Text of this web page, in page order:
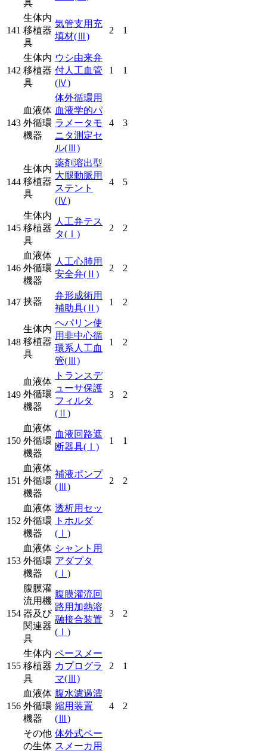
具
141
生体内
移植器
具
気管支用充
填材(Ⅲ)
2 1
142
生体内
移植器
具
ウシ由来弁
付人工血管
(Ⅳ)
1 1
143
血液体
外循環
機器
体外循環用
血液学的パ
ラメータモ
ニタ測定セ
ル(Ⅲ)
4 3
144
生体内
移植器
具
薬剤溶出型
大腿動脈用
ステント
(Ⅳ)
4 5
145
生体内
移植器
具
人工弁テス
タ(Ⅰ)
2 2
146
血液体
外循環
機器
人工心肺用
安全弁(Ⅱ)
2 2
147 挟器
弁形成術用
補助具(Ⅱ)
1 2
148
生体内
移植器
具
ヘパリン使
用非中心循
環系人工血
管(Ⅲ)
1 2
149
血液体
外循環
機器
トランスデ
ューサ保護
フィルタ
(Ⅱ)
3 2
150
血液体
外循環
機器
血液回路遮
断器具(Ⅰ)
1 1
151
血液体
外循環
機器
補液ポンプ
(Ⅲ)
2 2
152
血液体
外循環
機器
透析用セッ
トホルダ
(Ⅰ)
153
血液体
外循環
機器
シャント用
アダプタ
(Ⅰ)
154
腹膜灌
流用機
器及び
関連器
具
腹膜灌流回
路用加熱溶
融接合装置
(Ⅰ)
3 2
155
生体内
移植器
具
ペースメー
カプログラ
マ(Ⅲ)
2 1
156
血液体
外循環
機器
腹水濾過濃
縮用装置
(Ⅲ)
4 2
その他
の生体
体外式ペー
スメーカ用